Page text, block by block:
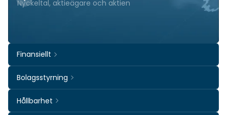
Nyckeltal, aktieägare och aktien
Finansiellt
Bolagsstyrning
Hållbarhet